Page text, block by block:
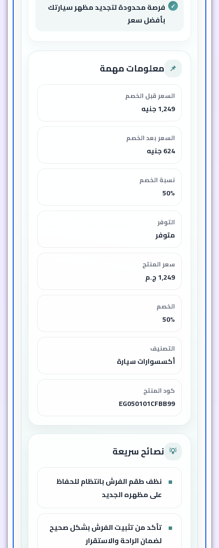
فرصة محدودة لتجديد مظهر سيارتك
بأفضل سعر
📌 معلومات مهمة
السعر قبل الخصم
1,249 جنيه
السعر بعد الخصم
624 جنيه
نسبة الخصم
50%
التوفر
متوفر
سعر المنتج
1,249 ج.م
الخصم
50%
التصنيف
أكسسوارات سيارة
كود المنتج
EG050101CFBB99
💡 نصائح سريعة
نظف طقم الفرش بانتظام للحفاظ
على مظهره الجديد
تأكد من تثبيت الفرش بشكل صحيح
لضمان الراحة والاستقرار